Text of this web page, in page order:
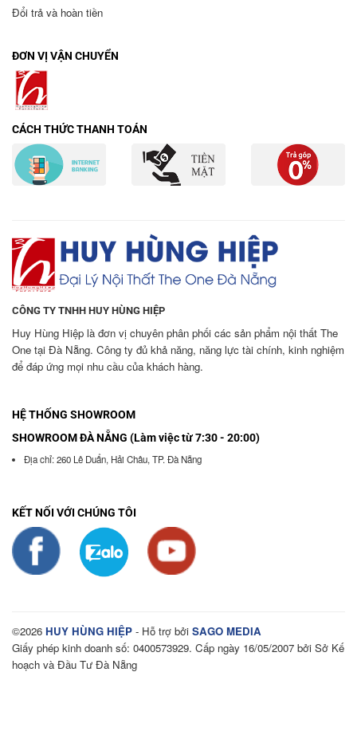
Đổi trả và hoàn tiền
ĐƠN VỊ VẬN CHUYỂN
CÁCH THỨC THANH TOÁN
CÔNG TY TNHH HUY HÙNG HIỆP
Huy Hùng Hiệp là đơn vị chuyên phân phối các sản phẩm nội thất The
One tại Đà Nẵng. Công ty đủ khả năng, năng lực tài chính, kinh nghiệm
để đáp ứng mọi nhu cầu của khách hàng.
HỆ THỐNG SHOWROOM
SHOWROOM ĐÀ NẴNG (Làm việc từ 7:30 - 20:00)
Địa chỉ: 260 Lê Duẩn, Hải Châu, TP. Đà Nẵng
KẾT NỐI VỚI CHÚNG TÔI
©2026 HUY HÙNG HIỆP - Hỗ trợ bởi SAGO MEDIA
Giấy phép kinh doanh số: 0400573929. Cấp ngày 16/05/2007 bởi Sở Kế
hoạch và Đầu Tư Đà Nẵng